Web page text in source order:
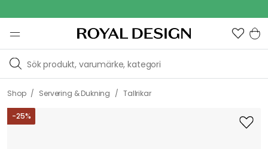
Shop / Servering & Dukning / Tallrikar
-25%